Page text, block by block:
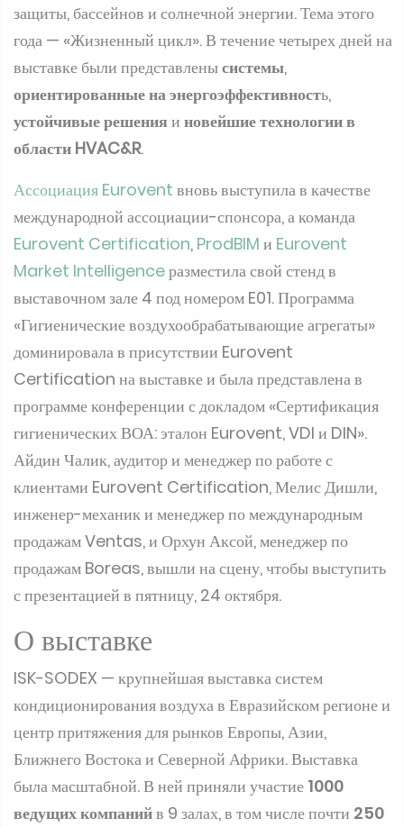
защиты, бассейнов и солнечной энергии. Тема этого
года — «Жизненный цикл». В течение четырех дней на
выставке были представленысистемы,
ориентированные на энергоэффективность,
устойчивые решения и новейшие технологии в
области HVAC&R.
Ассоциация Eurovent вновь выступила в качестве
международной ассоциации-спонсора, а команда
Eurovent Certification, ProdBIM и Eurovent
Market Intelligenceразместила свой стенд в
выставочном зале 4 под номером E01. Программа
«Гигиенические воздухообрабатывающие агрегаты»
доминировала в присутствии Eurovent
Certification на выставке и была представлена в
программе конференции с докладом «Сертификация
гигиенических ВОА: эталон Eurovent, VDI и DIN».
Айдин Чалик, аудитор и менеджер по работе с
клиентами Eurovent Certification, Мелис Дишли,
инженер-механик и менеджер по международным
продажам Ventas, и Орхун Аксой, менеджер по
продажам Boreas, вышли на сцену, чтобы выступить
с презентацией в пятницу, 24 октября.
О выставке
ISK-SODEX — крупнейшая выставка систем
кондиционирования воздуха в Евразийском регионе и
центр притяжения для рынков Европы, Азии,
Ближнего Востока и Северной Африки. Выставка
была масштабной. В ней приняли участие 1000
ведущих компанийв 9 залах, в том числе почти 250